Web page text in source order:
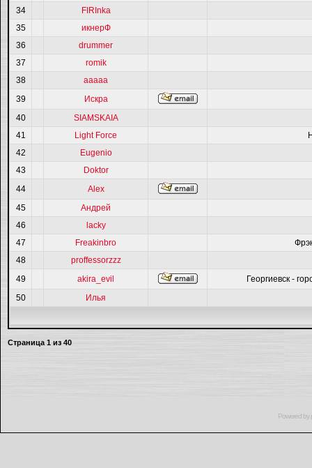
34
FIRInka
35
икнерФ
36
drummer
37
romik
38
ааааа
39
Искра
40
SIAMSKAIA
41
Light Force
42
Eugenio
43
Doktor
44
Alex
45
Андрей
46
lacky
47
Freakinbro
48
proffessorzzz
49
akira_evil
Георгиевск -
50
Илья
Страница 1 из 40
Powered by